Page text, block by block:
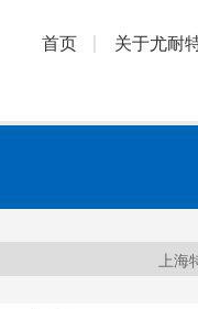
首页 关于尤耐
上